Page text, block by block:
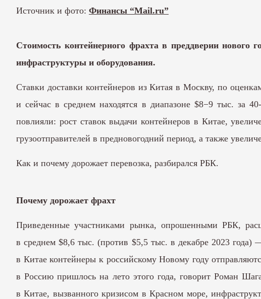
Источник и фото: Финансы “Mail.ru”
Стоимость контейнерного фрахта в преддверии
инфраструктуры и оборудования.
Ставки доставки контейнеров из Китая в Москву, по
и сейчас в среднем находятся в диапазоне $8−9 тыс. за
повлияли: рост ставок выдачи контейнеров в Китае,
грузоотправителей в предновогодний период, а также
Как и почему дорожает перевозка, разбирался РБК.
Почему дорожает фрахт
Приведенные участниками рынка, опрошенными РБК,
в среднем $8,6 тыс. (против $5,5 тыс. в декабре 2023 года)
в Китае контейнеры к российскому Новому году
в Россию пришлось на лето этого года, говорит Роман
в Китае, вызванного кризисом в Красном море,